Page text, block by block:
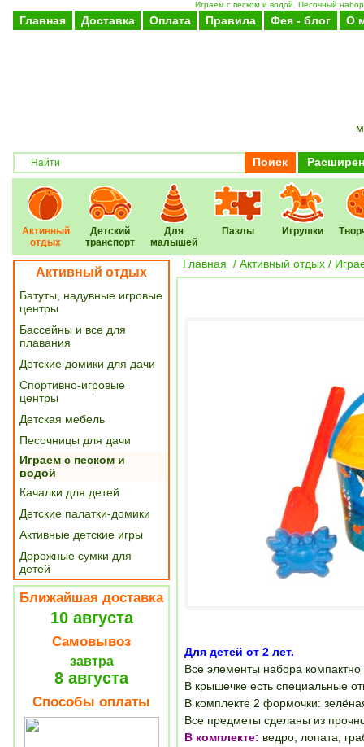
Играем с песком и водой. Песочный
Главная Доставка Оплата Правила Фея - блог О
Поиск
Активный
отдых
Детский
транспорт
Для
малышей
Пазлы Игрушки
Активный отдых
Батуты, надувные игровые
центры
Бассейны и все для
плавания
Детские домики для дачи
Спортивно-игровые
центры
Детская мебель
Песочницы для дачи
Играем с песком и
водой
Качалки для детей
Детские палатки-домики
Активные детские игры
Дорожные сумки для
детей
Ближайшая доставка
10 августа
Самовывоз
завтра
8 августа
Способы оплаты
Главная / Активный отдых /
Для детей от 2 лет.
Все элементы набора
В крышечке есть специальные
В комплекте 2 формочки:
Все предметы сделаны из
В комплекте: ведро, лопата,